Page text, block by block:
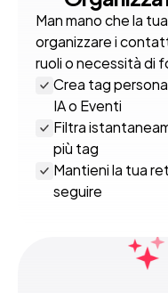
Man mano che la
organizzare i
ruoli o necessità di
Crea tag
IA o Eventi
Filtra
più tag
Mantieni la tua
seguire